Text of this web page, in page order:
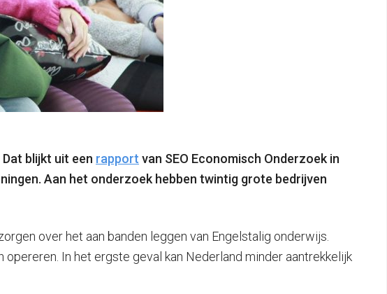
blijkt uit een rapport van SEO Economisch Onderzoek in
Aan het onderzoek hebben twintig grote bedrijven
over het aan banden leggen van Engelstalig onderwijs.
In het ergste geval kan Nederland minder aantrekkelijk